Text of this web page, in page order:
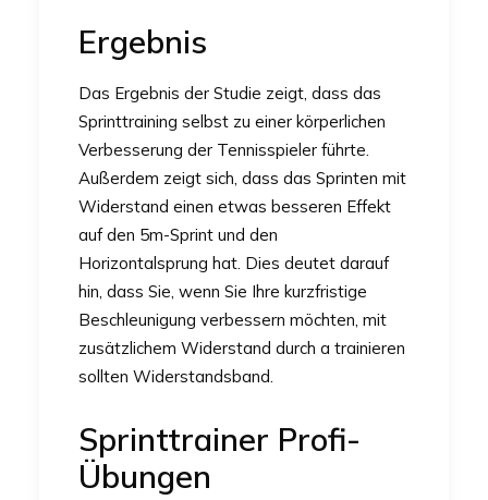
Ergebnis
Das Ergebnis der Studie zeigt, dass das
Sprinttraining selbst zu einer körperlichen
Verbesserung der Tennisspieler führte.
Außerdem zeigt sich, dass das Sprinten mit
Widerstand einen etwas besseren Effekt
auf den 5m-Sprint und den
Horizontalsprung hat. Dies deutet darauf
hin, dass Sie, wenn Sie Ihre kurzfristige
Beschleunigung verbessern möchten, mit
zusätzlichem Widerstand durch a trainieren
sollten Widerstandsband.
Sprinttrainer Profi-
Übungen